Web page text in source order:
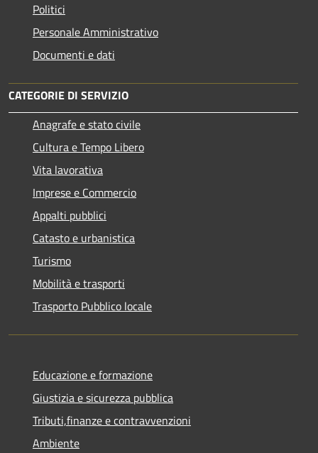
Politici
Personale Amministrativo
Documenti e dati
CATEGORIE DI SERVIZIO
Anagrafe e stato civile
Cultura e Tempo Libero
Vita lavorativa
Imprese e Commercio
Appalti pubblici
Catasto e urbanistica
Turismo
Mobilità e trasporti
Trasporto Pubblico locale
Educazione e formazione
Giustizia e sicurezza pubblica
Tributi,finanze e contravvenzioni
Ambiente